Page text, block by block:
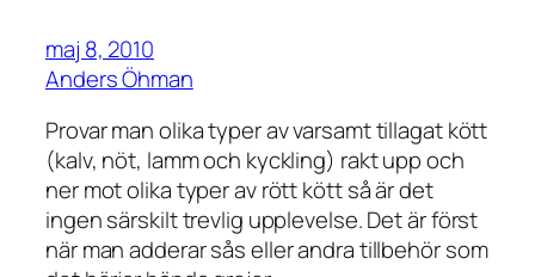
maj 8, 2010
Anders Öhman
Provar man olika typer av varsamt tillagat kött
(kalv, nöt, lamm och kyckling) rakt upp och
ner mot olika typer av rött kött så är det
ingen särskilt trevlig upplevelse. Det är först
när man adderar sås eller andra tillbehör som